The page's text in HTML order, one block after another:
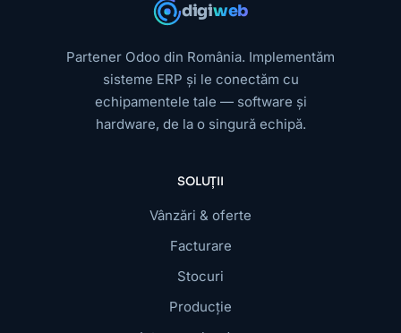
digiweb
Partener Odoo din România. Implementăm
sisteme ERP și le conectăm cu
echipamentele tale — software și
hardware, de la o singură echipă.
SOLUȚII
Vânzări & oferte
Facturare
Stocuri
Producție